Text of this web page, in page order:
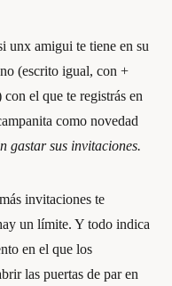
unx amigui te tiene en su
(escrito igual, con +
el que te registrás en
como novedad
gastar sus invitaciones.
invitaciones te
un límite. Y todo indica
en el que los
las puertas de par en